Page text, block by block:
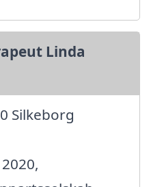
Linda
Silkeborg